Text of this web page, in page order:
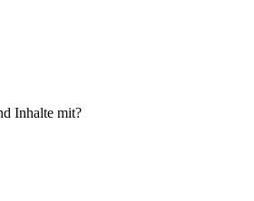
Inhalte mit?